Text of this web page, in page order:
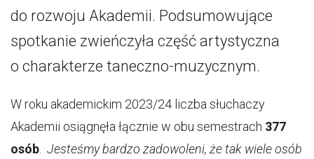
do rozwoju Akademii. Podsumowujące
spotkanie zwieńczyła część artystyczna
o charakterze taneczno-muzycznym.
W roku akademickim 2023/24 liczba słuchaczy
Akademii osiągnęła łącznie w obu semestrach 377
osób Jesteśmy bardzo zadowoleni, że tak wiele osób